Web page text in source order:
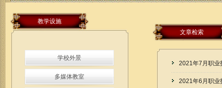
文章检索
栏目导航
名师专访
学员信息
2021年7月职业
2021年6月职业
教学设施
学校外景
多媒体教室